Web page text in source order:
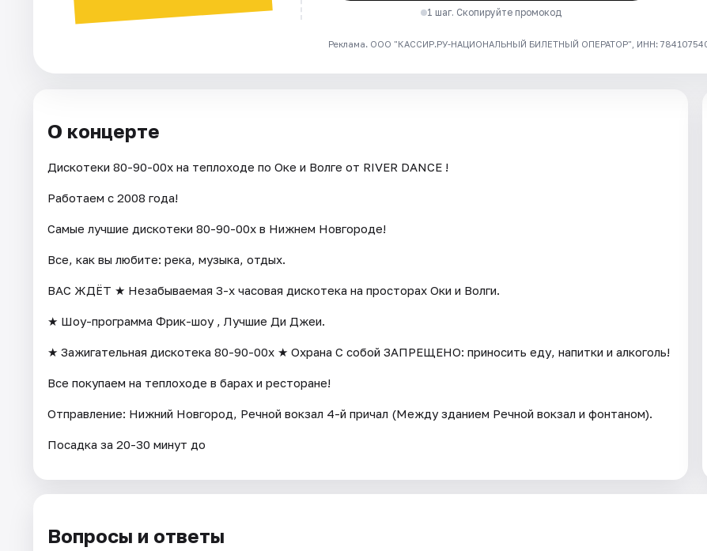
1 шаг. Скопируйте промокод
Реклама. ООО "КАССИР.РУ-НАЦИОНАЛЬНЫЙ БИЛЕТНЫЙ ОПЕРАТОР", ИНН: 7841075409
О концерте
Дискотеки 80-90-00х на теплоходе по Оке и Волге от RIVER DANCE !
Работаем с 2008 года!
Самые лучшие дискотеки 80-90-00х в Нижнем Новгороде!
Все, как вы любите: река, музыка, отдых.
ВАС ЖДЁТ ★ Незабываемая 3-х часовая дискотека на просторах Оки и Волги.
★ Шоу-программа Фрик-шоу , Лучшие Ди Джеи.
★ Зажигательная дискотека 80-90-00х ★ Охрана С собой ЗАПРЕЩЕНО: приносить еду, напитки и алкоголь!
Все покупаем на теплоходе в барах и ресторане!
Отправление: Нижний Новгород, Речной вокзал 4-й причал (Между зданием Речной вокзал и фонтаном).
Посадка за 20-30 минут до
Вопросы и ответы